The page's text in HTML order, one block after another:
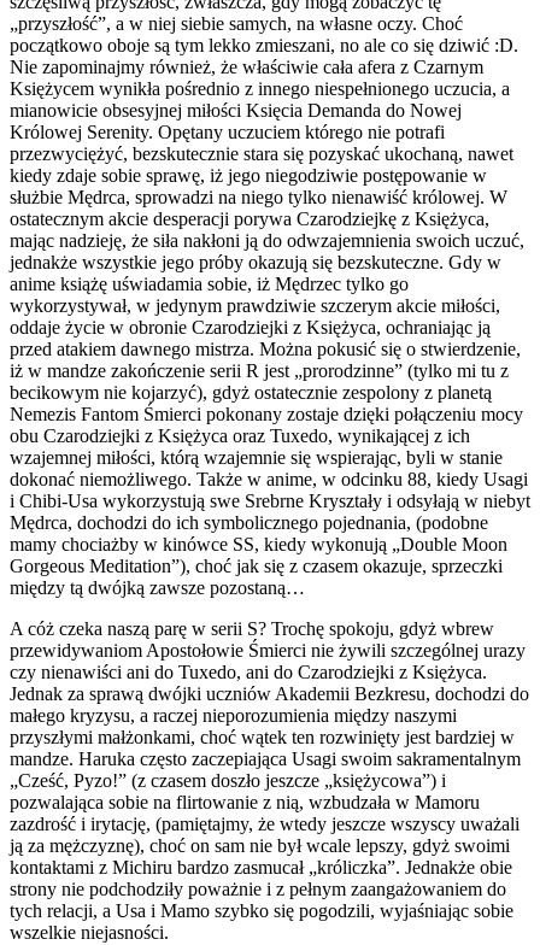
„przyszłość”, a w niej siebie samych, na własne oczy. Choć
początkowo oboje są tym lekko zmieszani, no ale co się dziwić :D.
Nie zapominajmy również, że właściwie cała afera z Czarnym
Księżycem wynikła pośrednio z innego niespełnionego uczucia, a
mianowicie obsesyjnej miłości Księcia Demanda do Nowej
Królowej Serenity. Opętany uczuciem którego nie potrafi
przezwyciężyć, bezskutecznie stara się pozyskać ukochaną, nawet
kiedy zdaje sobie sprawę, iż jego niegodziwie postępowanie w
służbie Mędrca, sprowadzi na niego tylko nienawiść królowej. W
ostatecznym akcie desperacji porywa Czarodziejkę z Księżyca,
mając nadzieję, że siła nakłoni ją do odwzajemnienia swoich uczuć,
jednakże wszystkie jego próby okazują się bezskuteczne. Gdy w
anime książę uświadamia sobie, iż Mędrzec tylko go
wykorzystywał, w jedynym prawdziwie szczerym akcie miłości,
oddaje życie w obronie Czarodziejki z Księżyca, ochraniając ją
przed atakiem dawnego mistrza. Można pokusić się o stwierdzenie,
iż w mandze zakończenie serii R jest „prorodzinne” (tylko mi tu z
becikowym nie kojarzyć), gdyż ostatecznie zespolony z planetą
Nemezis Fantom Śmierci pokonany zostaje dzięki połączeniu mocy
obu Czarodziejki z Księżyca oraz Tuxedo, wynikającej z ich
wzajemnej miłości, którą wzajemnie się wspierając, byli w stanie
dokonać niemożliwego. Także w anime, w odcinku 88, kiedy Usagi
i Chibi-Usa wykorzystują swe Srebrne Kryształy i odsyłają w niebyt
Mędrca, dochodzi do ich symbolicznego pojednania, (podobne
mamy chociażby w kinówce SS, kiedy wykonują „Double Moon
Gorgeous Meditation”), choć jak się z czasem okazuje, sprzeczki
między tą dwójką zawsze pozostaną…
A cóż czeka naszą parę w serii S? Trochę spokoju, gdyż wbrew
przewidywaniom Apostołowie Śmierci nie żywili szczególnej urazy
czy nienawiści ani do Tuxedo, ani do Czarodziejki z Księżyca.
Jednak za sprawą dwójki uczniów Akademii Bezkresu, dochodzi do
małego kryzysu, a raczej nieporozumienia między naszymi
przyszłymi małżonkami, choć wątek ten rozwinięty jest bardziej w
mandze. Haruka często zaczepiająca Usagi swoim sakramentalnym
„Cześć, Pyzo!” (z czasem doszło jeszcze „księżycowa”) i
pozwalająca sobie na flirtowanie z nią, wzbudzała w Mamoru
zazdrość i irytację, (pamiętajmy, że wtedy jeszcze wszyscy uważali
ją za mężczyznę), choć on sam nie był wcale lepszy, gdyż swoimi
kontaktami z Michiru bardzo zasmucał „króliczka”. Jednakże obie
strony nie podchodziły poważnie i z pełnym zaangażowaniem do
tych relacji, a Usa i Mamo szybko się pogodzili, wyjaśniając sobie
wszelkie niejasności.